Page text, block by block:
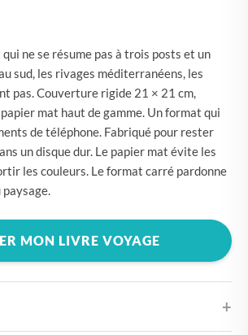
ne se résume pas à trois posts et un
sud, les rivages méditerranéens, les
pas. Couverture rigide 21 × 21 cm,
mat haut de gamme. Un format qui
de téléphone. Fabriqué pour rester
un disque dur. Le papier mat évite les
les couleurs. Le format carré pardonne
MON LIVRE VOYAGE